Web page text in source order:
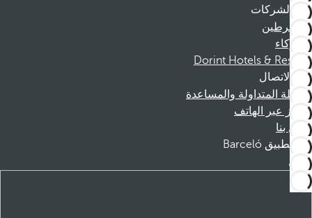
الشركات
المنخرطين
الشركاء
Dorint Hotels & Resorts
الاتصال
الأسئلة المتداولة والمساعدة
الحجز عبر الهاتف
اتصل بنا
تطبيق Barceló
تنزيل